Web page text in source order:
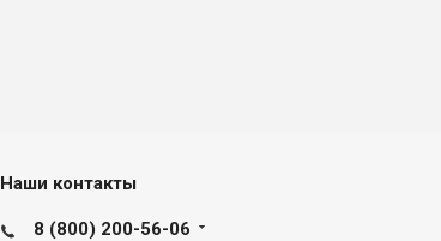
Наши контакты
8 (800) 200-56-06